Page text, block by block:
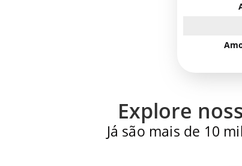
Explore
Já são mais de 10